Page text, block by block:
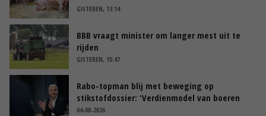
GISTEREN, 13:14
BBB vraagt minister om langer mest uit te
rijden
GISTEREN, 15:47
Rabo-topman blij met beweging op
stikstofdossier: ‘Verdienmodel van boeren
blijft cruciaal’
04-08-2026